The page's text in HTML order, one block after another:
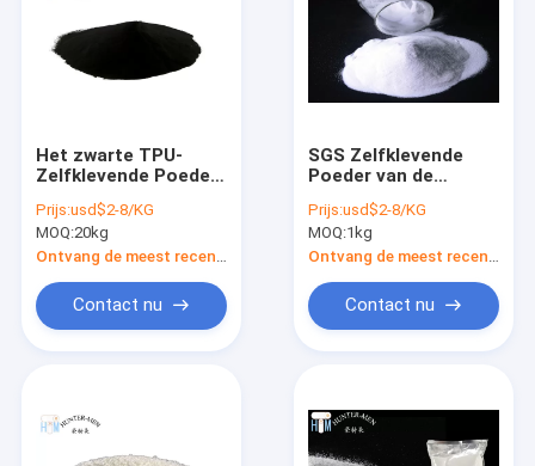
Het zwarte TPU-
Zelfklevende Poeder
Hete Smelting voor
DTF-Hitteoverdracht
Prijs:usd$2-8/KG
MOQ:20kg
Contact nu
SGS Zelfklevende
Poeder van de
Hete Smelting voor
het Schermdruk
Prijs:usd$2-8/KG
MOQ:1kg
Contact nu